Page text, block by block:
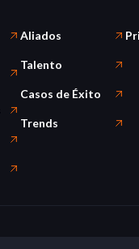
Aliados
Talento
Casos de Éxito
Trends